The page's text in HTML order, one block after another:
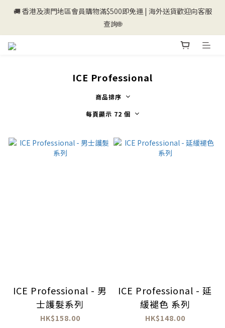
💰新登記會員即送50購物金💰
🚚 香港及澳門地區會員購物滿$500即免運 | 海外送貨歡迎向客服
查詢🌐
ICE Professional
商品排序
每頁顯示 72 個
ICE Professional - 男
士護髮系列
HK$158.00
ICE Professional - 延
緩褪色 系列
HK$148.00